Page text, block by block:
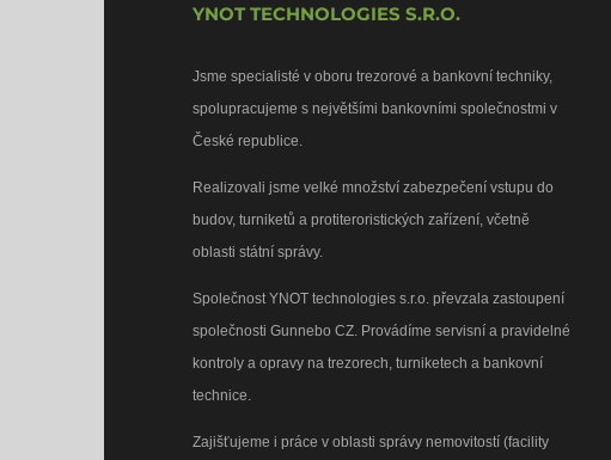
YNOT TECHNOLOGIES S.R.O.
Jsme specialisté v oboru trezorové a bankovní techniky,
spolupracujeme s největšími bankovními společnostmi v
České republice.
Realizovali jsme velké množství zabezpečení vstupu do
budov, turniketů a protiteroristických zařízení, včetně
oblasti státní správy.
Společnost YNOT technologies s.r.o. převzala zastoupení
společnosti Gunnebo CZ. Provádíme servisní a pravidelné
kontroly a opravy na trezorech, turniketech a bankovní
technice.
Zajišťujeme i práce v oblasti správy nemovitostí (facility